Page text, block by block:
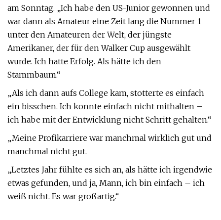
am Sonntag. „Ich habe den US-Junior gewonnen und
war dann als Amateur eine Zeit lang die Nummer 1
unter den Amateuren der Welt, der jüngste
Amerikaner, der für den Walker Cup ausgewählt
wurde. Ich hatte Erfolg. Als hätte ich den
Stammbaum.“
„Als ich dann aufs College kam, stotterte es einfach
ein bisschen. Ich konnte einfach nicht mithalten –
ich habe mit der Entwicklung nicht Schritt gehalten.“
„Meine Profikarriere war manchmal wirklich gut und
manchmal nicht gut.
„Letztes Jahr fühlte es sich an, als hätte ich irgendwie
etwas gefunden, und ja, Mann, ich bin einfach – ich
weiß nicht. Es war großartig.“